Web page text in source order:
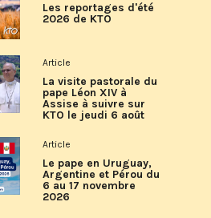
Les reportages d'été
2026 de KTO
Article
La visite pastorale du
pape Léon XIV à
Assise à suivre sur
KTO le jeudi 6 août
Article
Le pape en Uruguay,
Argentine et Pérou du
6 au 17 novembre
2026